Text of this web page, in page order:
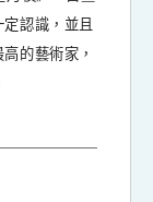
認識，並且
的藝術家，